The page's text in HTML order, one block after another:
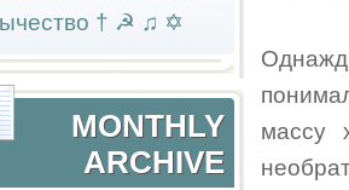
† ☭ ♫ ✡
MONTHLY
ARCHIVE
массу